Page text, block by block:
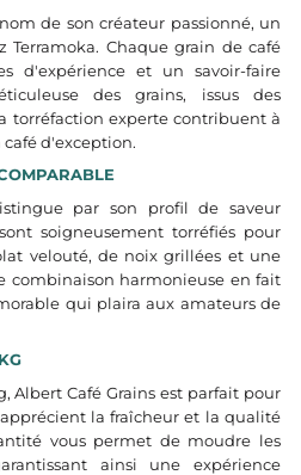
de son créateur passionné, un
Terramoka. Chaque grain de café
d'expérience et un savoir-faire
des grains, issus des
torréfaction experte contribuent à
café d'exception.
par son profil de saveur
soigneusement torréfiés pour
velouté, de noix grillées et une
combinaison harmonieuse en fait
qui plaira aux amateurs de
Albert Café Grains est parfait pour
la fraîcheur et la qualité
vous permet de moudre les
ainsi une expérience